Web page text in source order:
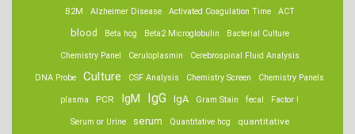
ACT
Activated Coagulation Time
Alzheimer Disease
B2M
Bacterial Culture
Beta2 Microglobulin
Beta hcg
blood
Cerebrospinal Fluid Analysis
Ceruloplasmin
Chemistry Panel
Chemistry Panels
Chemistry Screen
CSF Analysis
Culture
DNA Probe
Factor I
fecal
Gram Stain
IgA
IgG
IgM
PCR
plasma
quantitative
Quantitative hcg
serum
Serum or Urine